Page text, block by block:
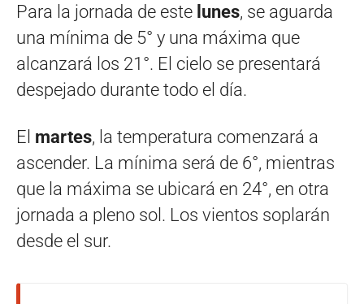
Para la jornada de este lunes, se aguarda
una mínima de 5° y una máxima que
alcanzará los 21°. El cielo se presentará
despejado durante todo el día.
El martes, la temperatura comenzará a
ascender. La mínima será de 6°, mientras
que la máxima se ubicará en 24°, en otra
jornada a pleno sol. Los vientos soplarán
desde el sur.